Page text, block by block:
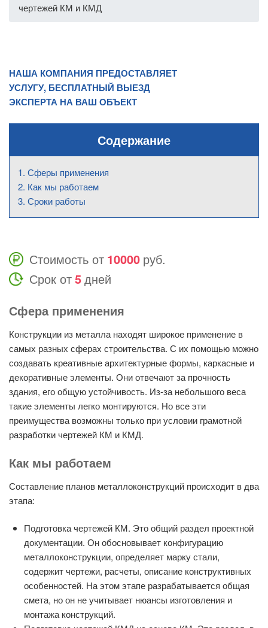
чертежей КМ и КМД
НАША КОМПАНИЯ ПРЕДОСТАВЛЯЕТ
УСЛУГУ, БЕСПЛАТНЫЙ ВЫЕЗД
ЭКСПЕРТА НА ВАШ ОБЪЕКТ
Содержание
Сферы применения
Как мы работаем
Сроки работы
Стоимость от 10000 руб.
Срок от5дней
Сфера применения
Конструкции из металла находят широкое применение в
самых разных сферах строительства. С их помощью можно
создавать креативные архитектурные формы, каркасные и
декоративные элементы. Они отвечают за прочность
здания, его общую устойчивость. Из-за небольшого веса
такие элементы легко монтируются. Но все эти
преимущества возможны только при условии грамотной
разработки чертежей КМ и КМД.
Как мы работаем
Составление планов металлоконструкций происходит в два
этапа:
Подготовка чертежей КМ. Это общий раздел проектной
документации. Он обосновывает конфигурацию
металлоконструкции, определяет марку стали,
содержит чертежи, расчеты, описание конструктивных
особенностей. На этом этапе разрабатывается общая
смета, но он не учитывает нюансы изготовления и
монтажа конструкций.